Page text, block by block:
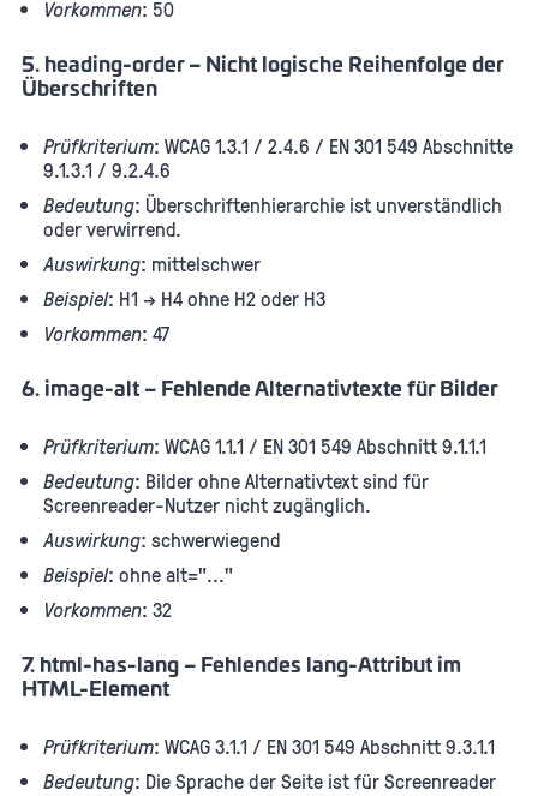
Vorkommen: 50
5. heading-order – Nicht logische Reihenfolge der
Überschriften
Prüfkriterium: WCAG 1.3.1 / 2.4.6 / EN 301 549 Abschnitte
9.1.3.1 / 9.2.4.6
Bedeutung: Überschriftenhierarchie ist unverständlich
oder verwirrend.
Auswirkung: mittelschwer
Beispiel: H1 → H4 ohne H2 oder H3
Vorkommen: 47
6. image-alt – Fehlende Alternativtexte für Bilder
Prüfkriterium: WCAG 1.1.1 / EN 301 549 Abschnitt 9.1.1.1
Bedeutung: Bilder ohne Alternativtext sind für
Screenreader-Nutzer nicht zugänglich.
Auswirkung: schwerwiegend
Beispiel: ohne alt="..."
Vorkommen: 32
7. html-has-lang – Fehlendes lang-Attribut im
HTML-Element
Prüfkriterium: WCAG 3.1.1 / EN 301 549 Abschnitt 9.3.1.1
Bedeutung: Die Sprache der Seite ist für Screenreader